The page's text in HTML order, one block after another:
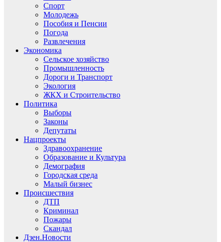
Спорт
Молодежь
Пособия и Пенсии
Погода
Развлечения
Экономика
Сельское хозяйство
Промышленность
Дороги и Транспорт
Экология
ЖКХ и Строительство
Политика
Выборы
Законы
Депутаты
Нацпроекты
Здравоохранение
Образование и Культура
Демография
Городская среда
Малый бизнес
Происшествия
ДТП
Криминал
Пожары
Скандал
Дзен.Новости